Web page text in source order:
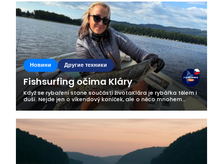
Новини Другие техники
Fishsurfing očima Kláry
Když se rybaření stane součástí životaKlára je rybářka tělem i
duší. Nejde jen o víkendový koníček, ale o něco mnohem
hlubšího. Rybaření je pro ni životní styl, způsob, jak najít klid,
radost a...